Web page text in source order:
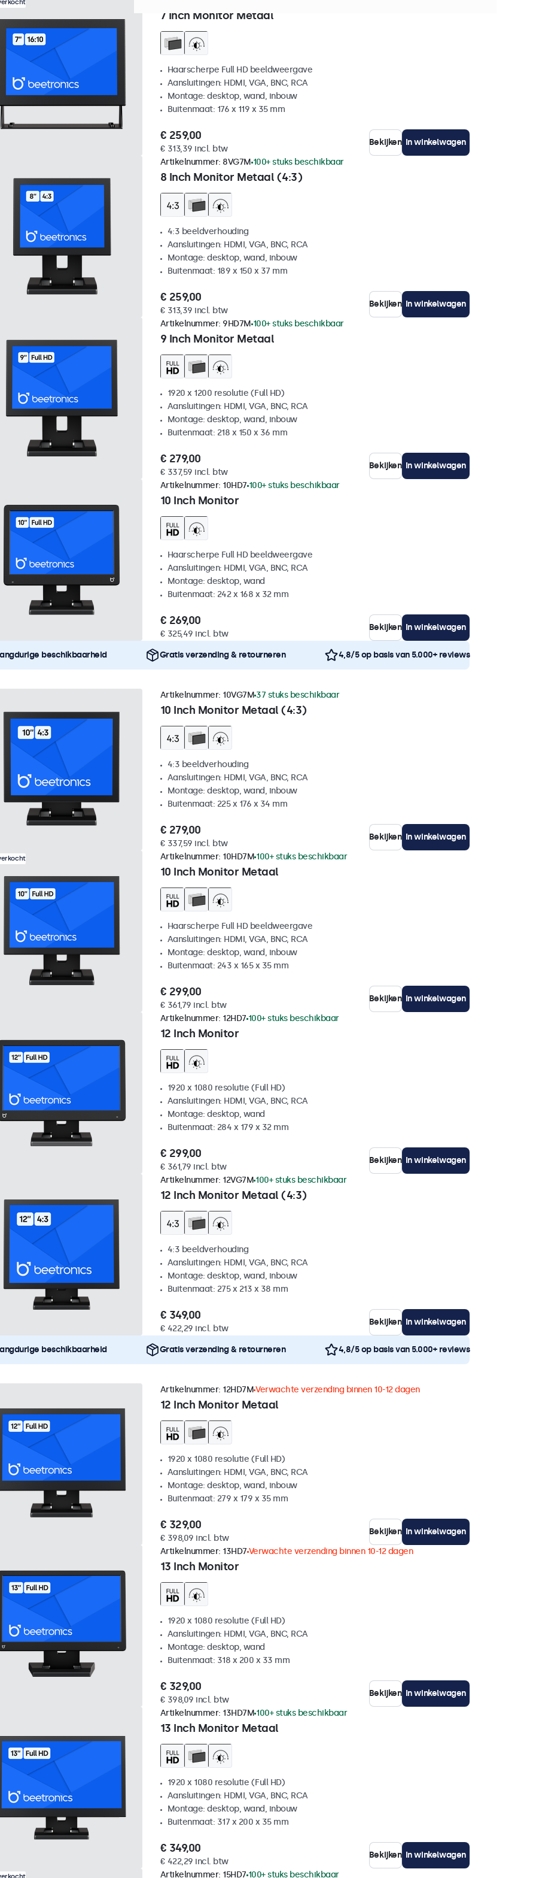
7 Inch Monitor Metaal
Haarscherpe Full HD beeldweergave
Aansluitingen: HDMI, VGA, BNC, RCA
Montage: desktop, wand, inbouw
Buitenmaat: 176 x 119 x 35 mm
€ 259,00
€ 313,39 incl. btw
Bekijken In winkelwagen
8 Inch Monitor Metaal (4:3)
Artikelnummer: 8VG7M 100+ stuks beschikbaar
4:3 beeldverhouding
Aansluitingen: HDMI, VGA, BNC, RCA
Montage: desktop, wand, inbouw
Buitenmaat: 189 x 150 x 37 mm
€ 259,00
€ 313,39 incl. btw
Bekijken In winkelwagen
9 Inch Monitor Metaal
Artikelnummer: 9HD7M 100+ stuks beschikbaar
1920 x 1200 resolutie (Full HD)
Aansluitingen: HDMI, VGA, BNC, RCA
Montage: desktop, wand, inbouw
Buitenmaat: 218 x 150 x 36 mm
€ 279,00
€ 337,59 incl. btw
Bekijken In winkelwagen
10 Inch Monitor
Artikelnummer: 10HD7 100+ stuks beschikbaar
Haarscherpe Full HD beeldweergave
Aansluitingen: HDMI, VGA, BNC, RCA
Montage: desktop, wand
Buitenmaat: 242 x 168 x 32 mm
€ 269,00
€ 325,49 incl. btw
Bekijken In winkelwagen
beschikbaarheid Gratis verzending & retourneren 4,8/5 op basis van 5.000+ reviews
10 Inch Monitor Metaal (4:3)
Artikelnummer: 10VG7M 37 stuks beschikbaar
4:3 beeldverhouding
Aansluitingen: HDMI, VGA, BNC, RCA
Montage: desktop, wand, inbouw
Buitenmaat: 225 x 176 x 34 mm
€ 279,00
€ 337,59 incl. btw
Bekijken In winkelwagen
10 Inch Monitor Metaal
Artikelnummer: 10HD7M 100+ stuks beschikbaar
Haarscherpe Full HD beeldweergave
Aansluitingen: HDMI, VGA, BNC, RCA
Montage: desktop, wand, inbouw
Buitenmaat: 243 x 165 x 35 mm
€ 299,00
€ 361,79 incl. btw
Bekijken In winkelwagen
12 Inch Monitor
Artikelnummer: 12HD7 100+ stuks beschikbaar
1920 x 1080 resolutie (Full HD)
Aansluitingen: HDMI, VGA, BNC, RCA
Montage: desktop, wand
Buitenmaat: 284 x 179 x 32 mm
€ 299,00
€ 361,79 incl. btw
Bekijken In winkelwagen
12 Inch Monitor Metaal (4:3)
Artikelnummer: 12VG7M 100+ stuks beschikbaar
4:3 beeldverhouding
Aansluitingen: HDMI, VGA, BNC, RCA
Montage: desktop, wand, inbouw
Buitenmaat: 275 x 213 x 38 mm
€ 349,00
€ 422,29 incl. btw
Bekijken In winkelwagen
beschikbaarheid Gratis verzending & retourneren 4,8/5 op basis van 5.000+ reviews
12 Inch Monitor Metaal
Artikelnummer: 12HD7MVerwachte verzending binnen 10-12 dagen
1920 x 1080 resolutie (Full HD)
Aansluitingen: HDMI, VGA, BNC, RCA
Montage: desktop, wand, inbouw
Buitenmaat: 279 x 179 x 35 mm
€ 329,00
€ 398,09 incl. btw
Bekijken In winkelwagen
13 Inch Monitor
Artikelnummer: 13HD7 Verwachte verzending binnen 10-12 dagen
1920 x 1080 resolutie (Full HD)
Aansluitingen: HDMI, VGA, BNC, RCA
Montage: desktop, wand
Buitenmaat: 318 x 200 x 33 mm
€ 329,00
€ 398,09 incl. btw
Bekijken In winkelwagen
13 Inch Monitor Metaal
Artikelnummer: 13HD7M 100+ stuks beschikbaar
1920 x 1080 resolutie (Full HD)
Aansluitingen: HDMI, VGA, BNC, RCA
Montage: desktop, wand, inbouw
Buitenmaat: 317 x 200 x 35 mm
€ 349,00
€ 422,29 incl. btw
Bekijken In winkelwagen
Artikelnummer: 15HD7 100+ stuks beschikbaar